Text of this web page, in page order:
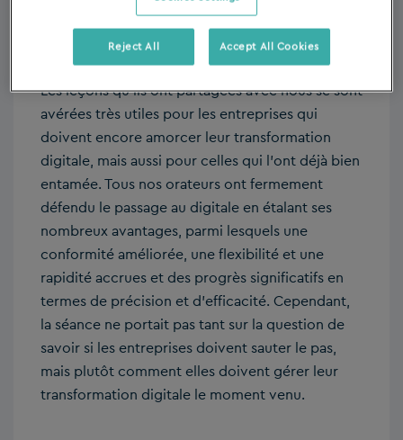
entreprise.
Les leçons qu’ils ont partagées avec nous se sont
avérées très utiles pour les entreprises qui
doivent encore amorcer leur transformation
digitale, mais aussi pour celles qui l’ont déjà bien
entamée. Tous nos orateurs ont fermement
défendu le passage au digitale en étalant ses
nombreux avantages, parmi lesquels une
conformité améliorée, une flexibilité et une
rapidité accrues et des progrès significatifs en
termes de précision et d’efficacité. Cependant,
la séance ne portait pas tant sur la question de
savoir si les entreprises doivent sauter le pas,
mais plutôt comment elles doivent gérer leur
transformation digitale le moment venu.
Reject All Accept All Cookies